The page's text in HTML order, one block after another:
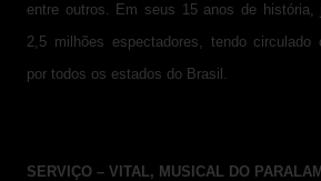
entre outros. Em seus 15 anos de história,
2,5 milhões espectadores, tendo circulado
por todos os estados do Brasil.
SERVIÇO – VITAL, MUSICAL DO